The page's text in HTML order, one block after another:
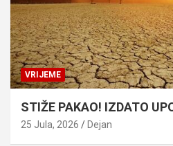
VRIJEME
STIŽE PAKAO! IZDATO
25 Jula, 2026 Dejan